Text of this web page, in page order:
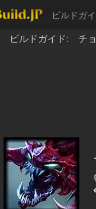
ビルドガ
ビルドガイド: チ